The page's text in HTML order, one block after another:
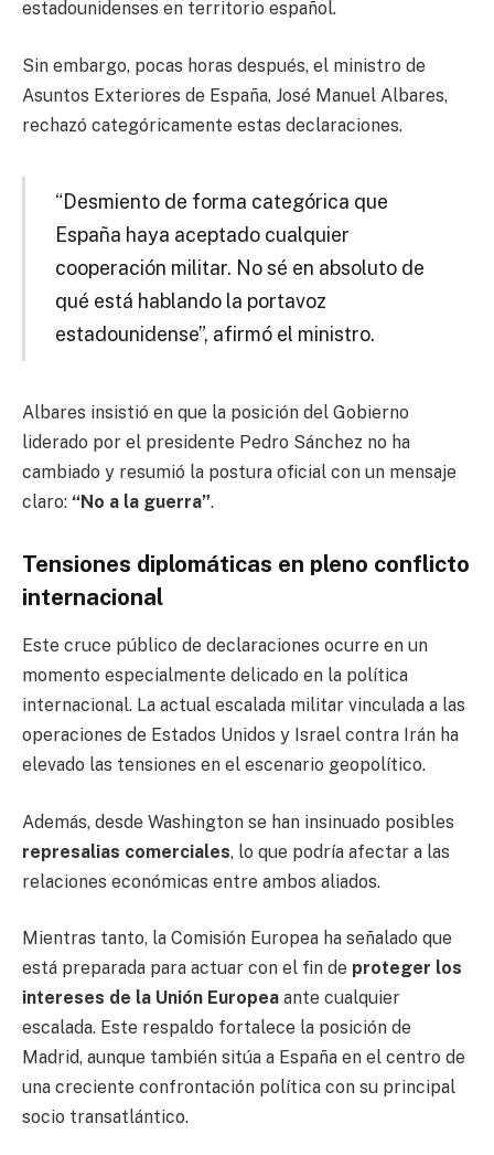
estadounidenses en territorio español.
Sin embargo, pocas horas después, el ministro de
Asuntos Exteriores de España, José Manuel Albares,
rechazó categóricamente estas declaraciones.
“Desmiento de forma categórica que
España haya aceptado cualquier
cooperación militar. No sé en absoluto de
qué está hablando la portavoz
estadounidense”, afirmó el ministro.
Albares insistió en que la posición del Gobierno
liderado por el presidente Pedro Sánchez no ha
cambiado y resumió la postura oficial con un mensaje
claro: “No a la guerra”.
Tensiones diplomáticas en pleno conflicto
internacional
Este cruce público de declaraciones ocurre en un
momento especialmente delicado en la política
internacional. La actual escalada militar vinculada a las
operaciones de Estados Unidos y Israel contra Irán ha
elevado las tensiones en el escenario geopolítico.
Además, desde Washington se han insinuado posibles
represalias comerciales, lo que podría afectar a las
relaciones económicas entre ambos aliados.
Mientras tanto, la Comisión Europea ha señalado que
está preparada para actuar con el fin de proteger los
intereses de la Unión Europea ante cualquier
escalada. Este respaldo fortalece la posición de
Madrid, aunque también sitúa a España en el centro de
una creciente confrontación política con su principal
socio transatlántico.